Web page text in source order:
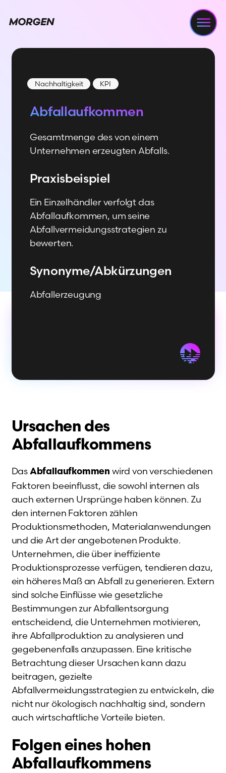
Nachhaltigkeit KPI
Abfallaufkommen
Gesamtmenge des von einem
Unternehmen erzeugten Abfalls.
Praxisbeispiel
Ein Einzelhändler verfolgt das
Abfallaufkommen, um seine
Abfallvermeidungsstrategien zu
bewerten.
Synonyme/­Abkürzungen
Abfallerzeugung
Ursachen des
Abfallaufkommens
Das Abfallaufkommen wird von verschiedenen
Faktoren beeinflusst, die sowohl internen als
auch externen Ursprünge haben können. Zu
den internen Faktoren zählen
Produktionsmethoden, Materialanwendungen
und die Art der angebotenen Produkte.
Unternehmen, die über ineffiziente
Produktionsprozesse verfügen, tendieren dazu,
ein höheres Maß an Abfall zu generieren. Extern
sind solche Einflüsse wie gesetzliche
Bestimmungen zur Abfallentsorgung
entscheidend, die Unternehmen motivieren,
ihre Abfallproduktion zu analysieren und
gegebenenfalls anzupassen. Eine kritische
Betrachtung dieser Ursachen kann dazu
beitragen, gezielte
Abfallvermeidungsstrategien zu entwickeln, die
nicht nur ökologisch nachhaltig sind, sondern
auch wirtschaftliche Vorteile bieten.
Folgen eines hohen
Abfallaufkommens